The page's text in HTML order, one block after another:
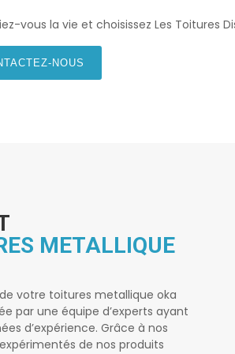
vous la vie et choisissez Les Toitures
NOUS
METALLIQUE
votre toitures metallique oka
par une équipe d’experts ayant
d’expérience. Grâce à nos
de nos produits